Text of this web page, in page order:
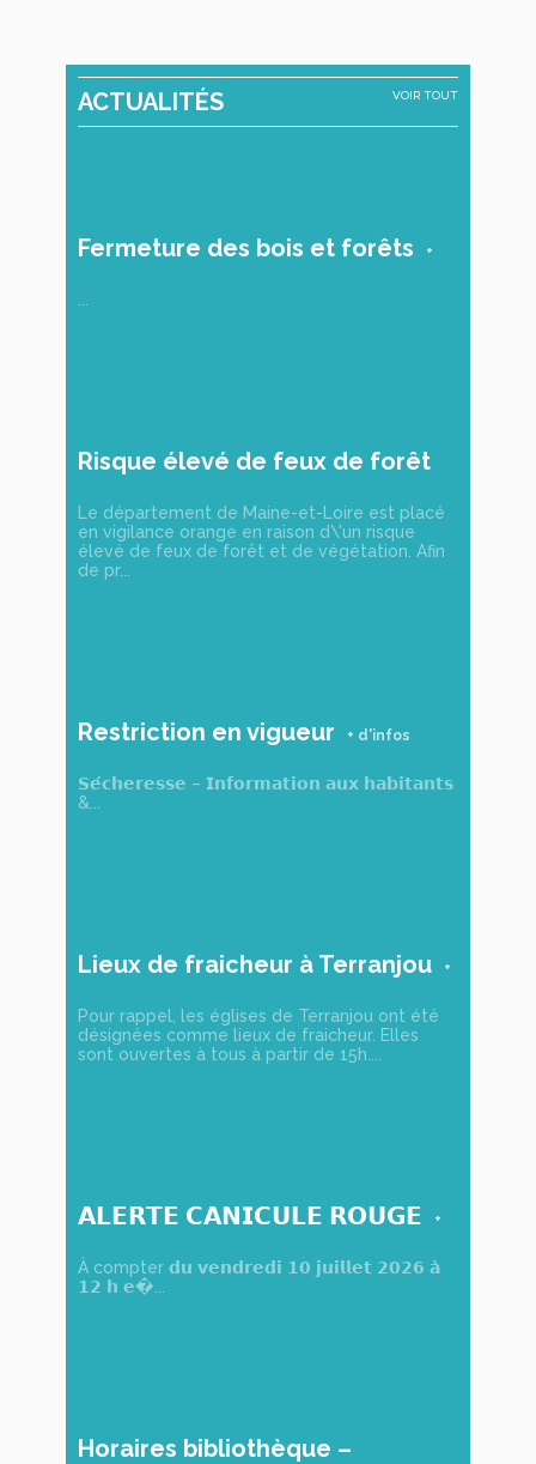
ACTUALITÉS VOIR TOUT
Fermeture des bois et forêts
Risque élevé de feux de forêt
Le département de Maine-et-Loire est placé
en vigilance orange en raison d\'un risque
élevé de feux de forêt et de végétation. Afin
de pr...
Restriction en vigueur
𝗦𝗲́𝗰𝗵𝗲𝗿𝗲𝘀𝘀𝗲 – 𝗜𝗻𝗳𝗼𝗿𝗺𝗮𝘁𝗶𝗼𝗻 𝗮𝘂𝘅 𝗵𝗮𝗯𝗶𝘁𝗮𝗻𝘁𝘀
&...
Lieux de fraicheur à Terranjou
Pour rappel, les églises de Terranjou ont été
désignées comme lieux de fraicheur. Elles
sont ouvertes à tous à partir de 15h....
𝗔𝗟𝗘𝗥𝗧𝗘 𝗖𝗔𝗡𝗜𝗖𝗨𝗟𝗘 𝗥𝗢𝗨𝗚𝗘
À compter 𝗱𝘂 𝘃𝗲𝗻𝗱𝗿𝗲𝗱𝗶 𝟭𝟬 𝗷𝘂𝗶𝗹𝗹𝗲𝘁 𝟮𝟬𝟮𝟲 𝗮̀
𝟭𝟮 𝗵 𝗲�...
Horaires bibliothèque –